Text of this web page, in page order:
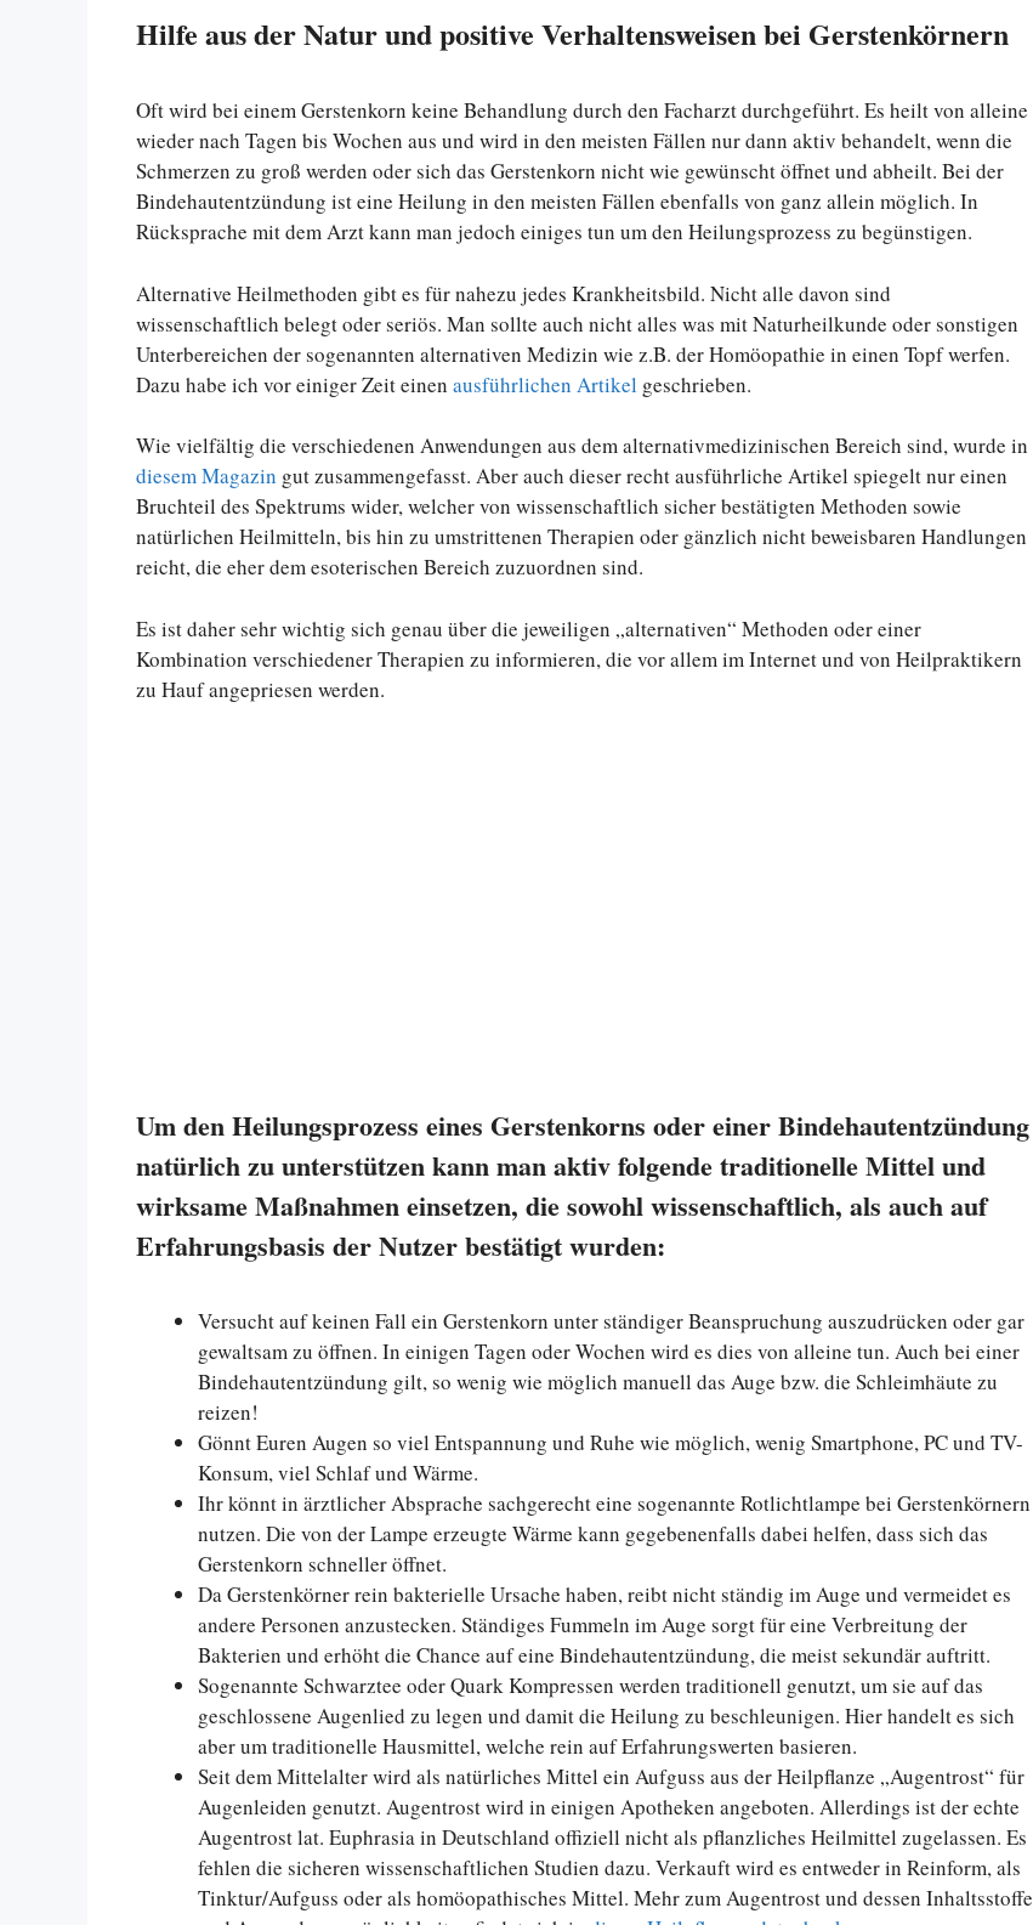
Hilfe aus der Natur und positive Verhaltensweisen bei Gerstenkörnern
Oft wird bei einem Gerstenkorn keine Behandlung durch den Facharzt durchgeführt. Es heilt von alleine
wieder nach Tagen bis Wochen aus und wird in den meisten Fällen nur dann aktiv behandelt, wenn die
Schmerzen zu groß werden oder sich das Gerstenkorn nicht wie gewünscht öffnet und abheilt. Bei der
Bindehautentzündung ist eine Heilung in den meisten Fällen ebenfalls von ganz allein möglich. In
Rücksprache mit dem Arzt kann man jedoch einiges tun um den Heilungsprozess zu begünstigen.
Alternative Heilmethoden gibt es für nahezu jedes Krankheitsbild. Nicht alle davon sind
wissenschaftlich belegt oder seriös. Man sollte auch nicht alles was mit Naturheilkunde oder sonstigen
Unterbereichen der sogenannten alternativen Medizin wie z.B. der Homöopathie in einen Topf werfen.
Dazu habe ich vor einiger Zeit einen ausführlichen Artikel geschrieben.
Wie vielfältig die verschiedenen Anwendungen aus dem alternativmedizinischen Bereich sind, wurde in
diesem Magazin gut zusammengefasst. Aber auch dieser recht ausführliche Artikel spiegelt nur einen
Bruchteil des Spektrums wider, welcher von wissenschaftlich sicher bestätigten Methoden sowie
natürlichen Heilmitteln, bis hin zu umstrittenen Therapien oder gänzlich nicht beweisbaren Handlungen
reicht, die eher dem esoterischen Bereich zuzuordnen sind.
Es ist daher sehr wichtig sich genau über die jeweiligen „alternativen“ Methoden oder einer
Kombination verschiedener Therapien zu informieren, die vor allem im Internet und von Heilpraktikern
zu Hauf angepriesen werden.
Um den Heilungsprozess eines Gerstenkorns oder einer Bindehautentzündung
natürlich zu unterstützen kann man aktiv folgende traditionelle Mittel und
wirksame Maßnahmen einsetzen, die sowohl wissenschaftlich, als auch auf
Erfahrungsbasis der Nutzer bestätigt wurden:
Versucht auf keinen Fall ein Gerstenkorn unter ständiger Beanspruchung auszudrücken oder gar
gewaltsam zu öffnen. In einigen Tagen oder Wochen wird es dies von alleine tun. Auch bei einer
Bindehautentzündung gilt, so wenig wie möglich manuell das Auge bzw. die Schleimhäute zu
reizen!
Gönnt Euren Augen so viel Entspannung und Ruhe wie möglich, wenig Smartphone, PC und TV-
Konsum, viel Schlaf und Wärme.
Ihr könnt in ärztlicher Absprache sachgerecht eine sogenannte Rotlichtlampe bei Gerstenkörnern
nutzen. Die von der Lampe erzeugte Wärme kann gegebenenfalls dabei helfen, dass sich das
Gerstenkorn schneller öffnet.
Da Gerstenkörner rein bakterielle Ursache haben, reibt nicht ständig im Auge und vermeidet es
andere Personen anzustecken. Ständiges Fummeln im Auge sorgt für eine Verbreitung der
Bakterien und erhöht die Chance auf eine Bindehautentzündung, die meist sekundär auftritt.
Sogenannte Schwarztee oder Quark Kompressen werden traditionell genutzt, um sie auf das
geschlossene Augenlied zu legen und damit die Heilung zu beschleunigen. Hier handelt es sich
aber um traditionelle Hausmittel, welche rein auf Erfahrungswerten basieren.
Seit dem Mittelalter wird als natürliches Mittel ein Aufguss aus der Heilpflanze „Augentrost“ für
Augenleiden genutzt. Augentrost wird in einigen Apotheken angeboten. Allerdings ist der echte
Augentrost lat. Euphrasia in Deutschland offiziell nicht als pflanzliches Heilmittel zugelassen. Es
fehlen die sicheren wissenschaftlichen Studien dazu. Verkauft wird es entweder in Reinform, als
Tinktur/Aufguss oder als homöopathisches Mittel. Mehr zum Augentrost und dessen Inhaltsstoffe